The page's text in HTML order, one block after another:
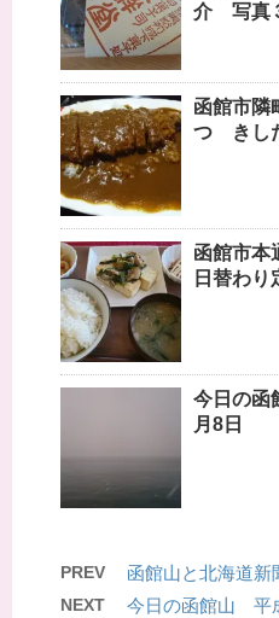
介 写真
函館市
つ きし
函館市
日替わ
今日の
月8日
PREV 函館山と北海道
NEXT 今日の函館山 平